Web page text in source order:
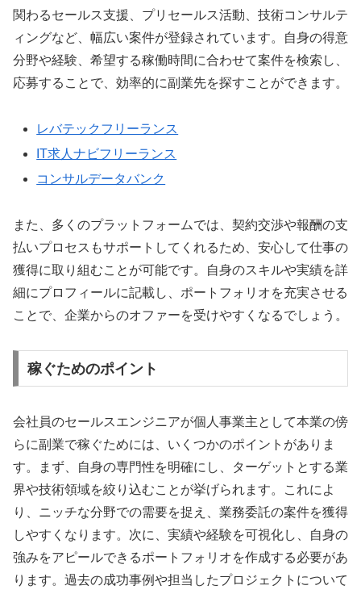
関わるセールス支援、プリセールス活動、技術コンサルテ
ィングなど、幅広い案件が登録されています。自身の得意
分野や経験、希望する稼働時間に合わせて案件を検索し、
応募することで、効率的に副業先を探すことができます。
レバテックフリーランス
IT求人ナビフリーランス
コンサルデータバンク
また、多くのプラットフォームでは、契約交渉や報酬の支
払いプロセスもサポートしてくれるため、安心して仕事の
獲得に取り組むことが可能です。自身のスキルや実績を詳
細にプロフィールに記載し、ポートフォリオを充実させる
ことで、企業からのオファーを受けやすくなるでしょう。
稼ぐためのポイント
会社員のセールスエンジニアが個人事業主として本業の傍
らに副業で稼ぐためには、いくつかのポイントがありま
す。まず、自身の専門性を明確にし、ターゲットとする業
界や技術領域を絞り込むことが挙げられます。これによ
り、ニッチな分野での需要を捉え、業務委託の案件を獲得
しやすくなります。次に、実績や経験を可視化し、自身の
強みをアピールできるポートフォリオを作成する必要があ
ります。過去の成功事例や担当したプロジェクトについて